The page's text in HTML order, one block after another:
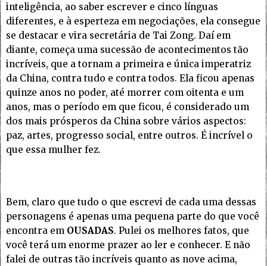
inteligência, ao saber escrever e cinco línguas
diferentes, e à esperteza em negociações, ela consegue
se destacar e vira secretária de Tai Zong. Daí em
diante, começa uma sucessão de acontecimentos tão
incríveis, que a tornam a primeira e única imperatriz
da China, contra tudo e contra todos. Ela ficou apenas
quinze anos no poder, até morrer com oitenta e um
anos, mas o período em que ficou, é considerado um
dos mais prósperos da China sobre vários aspectos:
paz, artes, progresso social, entre outros. É incrível o
que essa mulher fez.
Bem, claro que tudo o que escrevi de cada uma dessas
personagens é apenas uma pequena parte do que você
encontra em OUSADAS. Pulei os melhores fatos, que
você terá um enorme prazer ao ler e conhecer. E não
falei de outras tão incríveis quanto as nove acima,